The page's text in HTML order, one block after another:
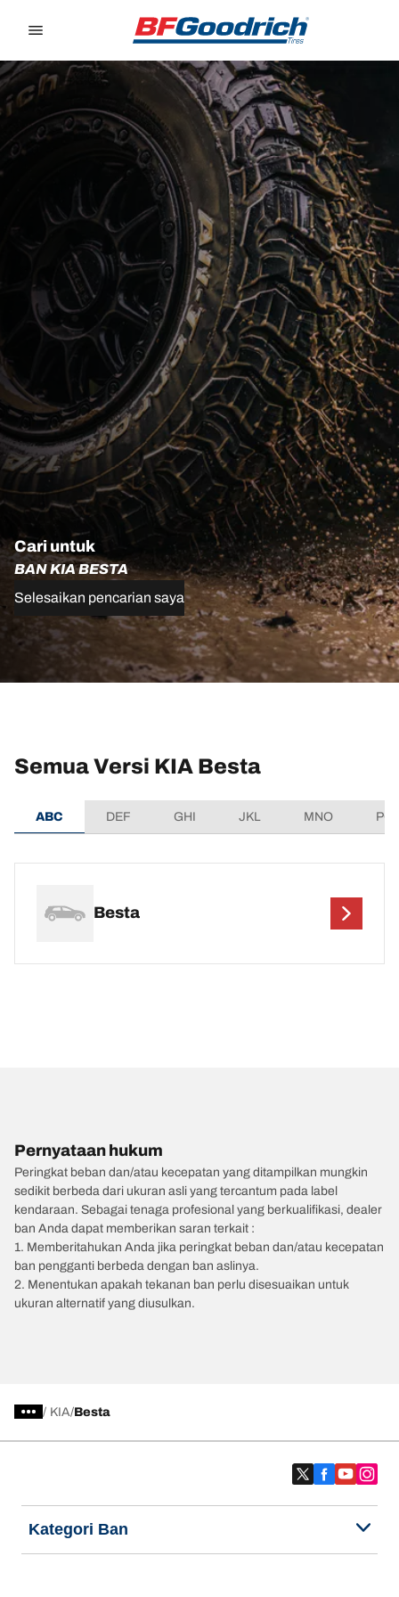
Cari untuk
BAN KIA BESTA
Selesaikan pencarian saya
Semua Versi KIA Besta
ABC DEF GHI JKL MNO
Besta
Pernyataan hukum
Peringkat beban dan/atau kecepatan yang ditampilkan mungkin
sedikit berbeda dari ukuran asli yang tercantum pada label
kendaraan. Sebagai tenaga profesional yang berkualifikasi, dealer
ban Anda dapat memberikan saran terkait :
1. Memberitahukan Anda jika peringkat beban dan/atau kecepatan
ban pengganti berbeda dengan ban aslinya.
2. Menentukan apakah tekanan ban perlu disesuaikan untuk
ukuran alternatif yang diusulkan.
/ KIA Besta
Kategori Ban